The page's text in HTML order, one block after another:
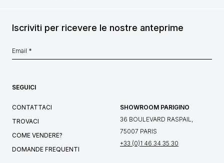
Iscriviti per ricevere le nostre anteprime
SEGUICI
CONTATTACI
TROVACI
COME VENDERE?
DOMANDE FREQUENTI
SHOWROOM PARIGINO
36 BOULEVARD RASPAIL,
75007 PARIS
+33 (0)1 46 34 35 30